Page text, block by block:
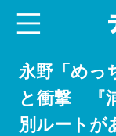
永野「めっ
と衝撃 『
別ルートが